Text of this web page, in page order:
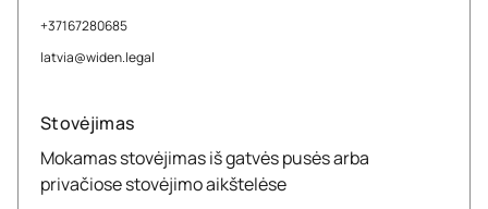
+37167280685
latvia@widen.legal
Stovėjimas
Mokamas stovėjimas iš gatvės pusės arba
privačiose stovėjimo aikštelėse